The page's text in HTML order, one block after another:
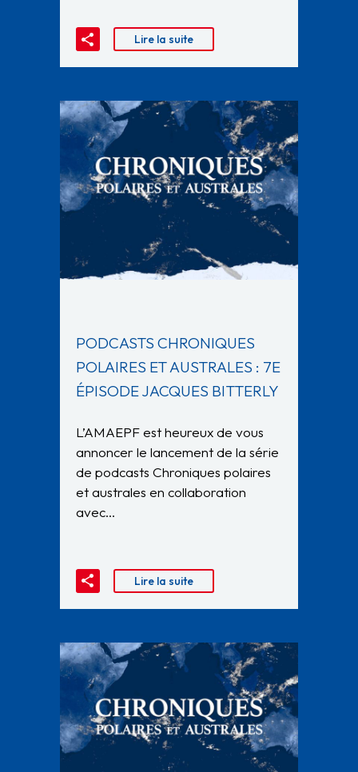
Lire la suite
PODCASTS CHRONIQUES
POLAIRES ET AUSTRALES : 7E
ÉPISODE JACQUES BITTERLY
L’AMAEPF est heureux de vous
annoncer le lancement de la série
de podcasts Chroniques polaires
et australes en collaboration
avec…
Lire la suite